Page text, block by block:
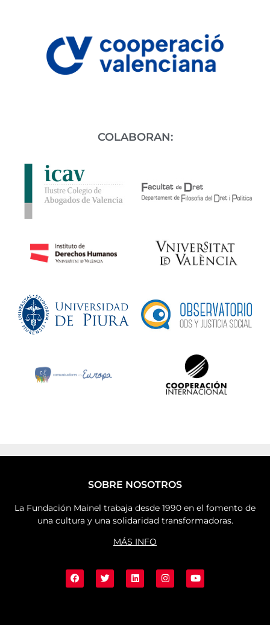
COLABORAN:
SOBRE NOSOTROS
La Fundación Mainel trabaja desde 1990 en el fomento de
una cultura y una solidaridad transformadoras.
MÁS INFO